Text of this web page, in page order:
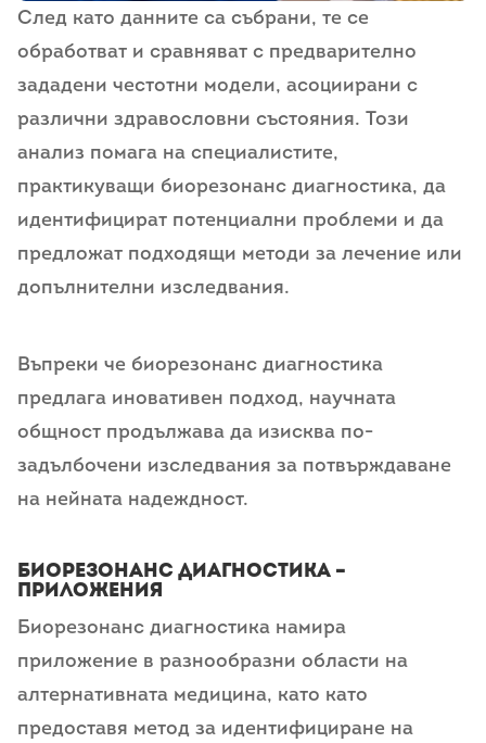
След като данните са събрани, те се
обработват и сравняват с предварително
зададени честотни модели, асоциирани с
различни здравословни състояния. Този
анализ помага на специалистите,
практикуващи биорезонанс диагностика, да
идентифицират потенциални проблеми и да
предложат подходящи методи за лечение или
допълнителни изследвания.
Въпреки че биорезонанс диагностика
предлага иновативен подход, научната
общност продължава да изисква по-
задълбочени изследвания за потвърждаване
на нейната надеждност.
Биорезонанс диагностика –
Приложения
Биорезонанс диагностика намира
приложение в разнообразни области на
алтернативната медицина, като като
предоставя метод за идентифициране на